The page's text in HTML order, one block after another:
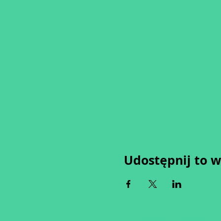
Udostępnij to